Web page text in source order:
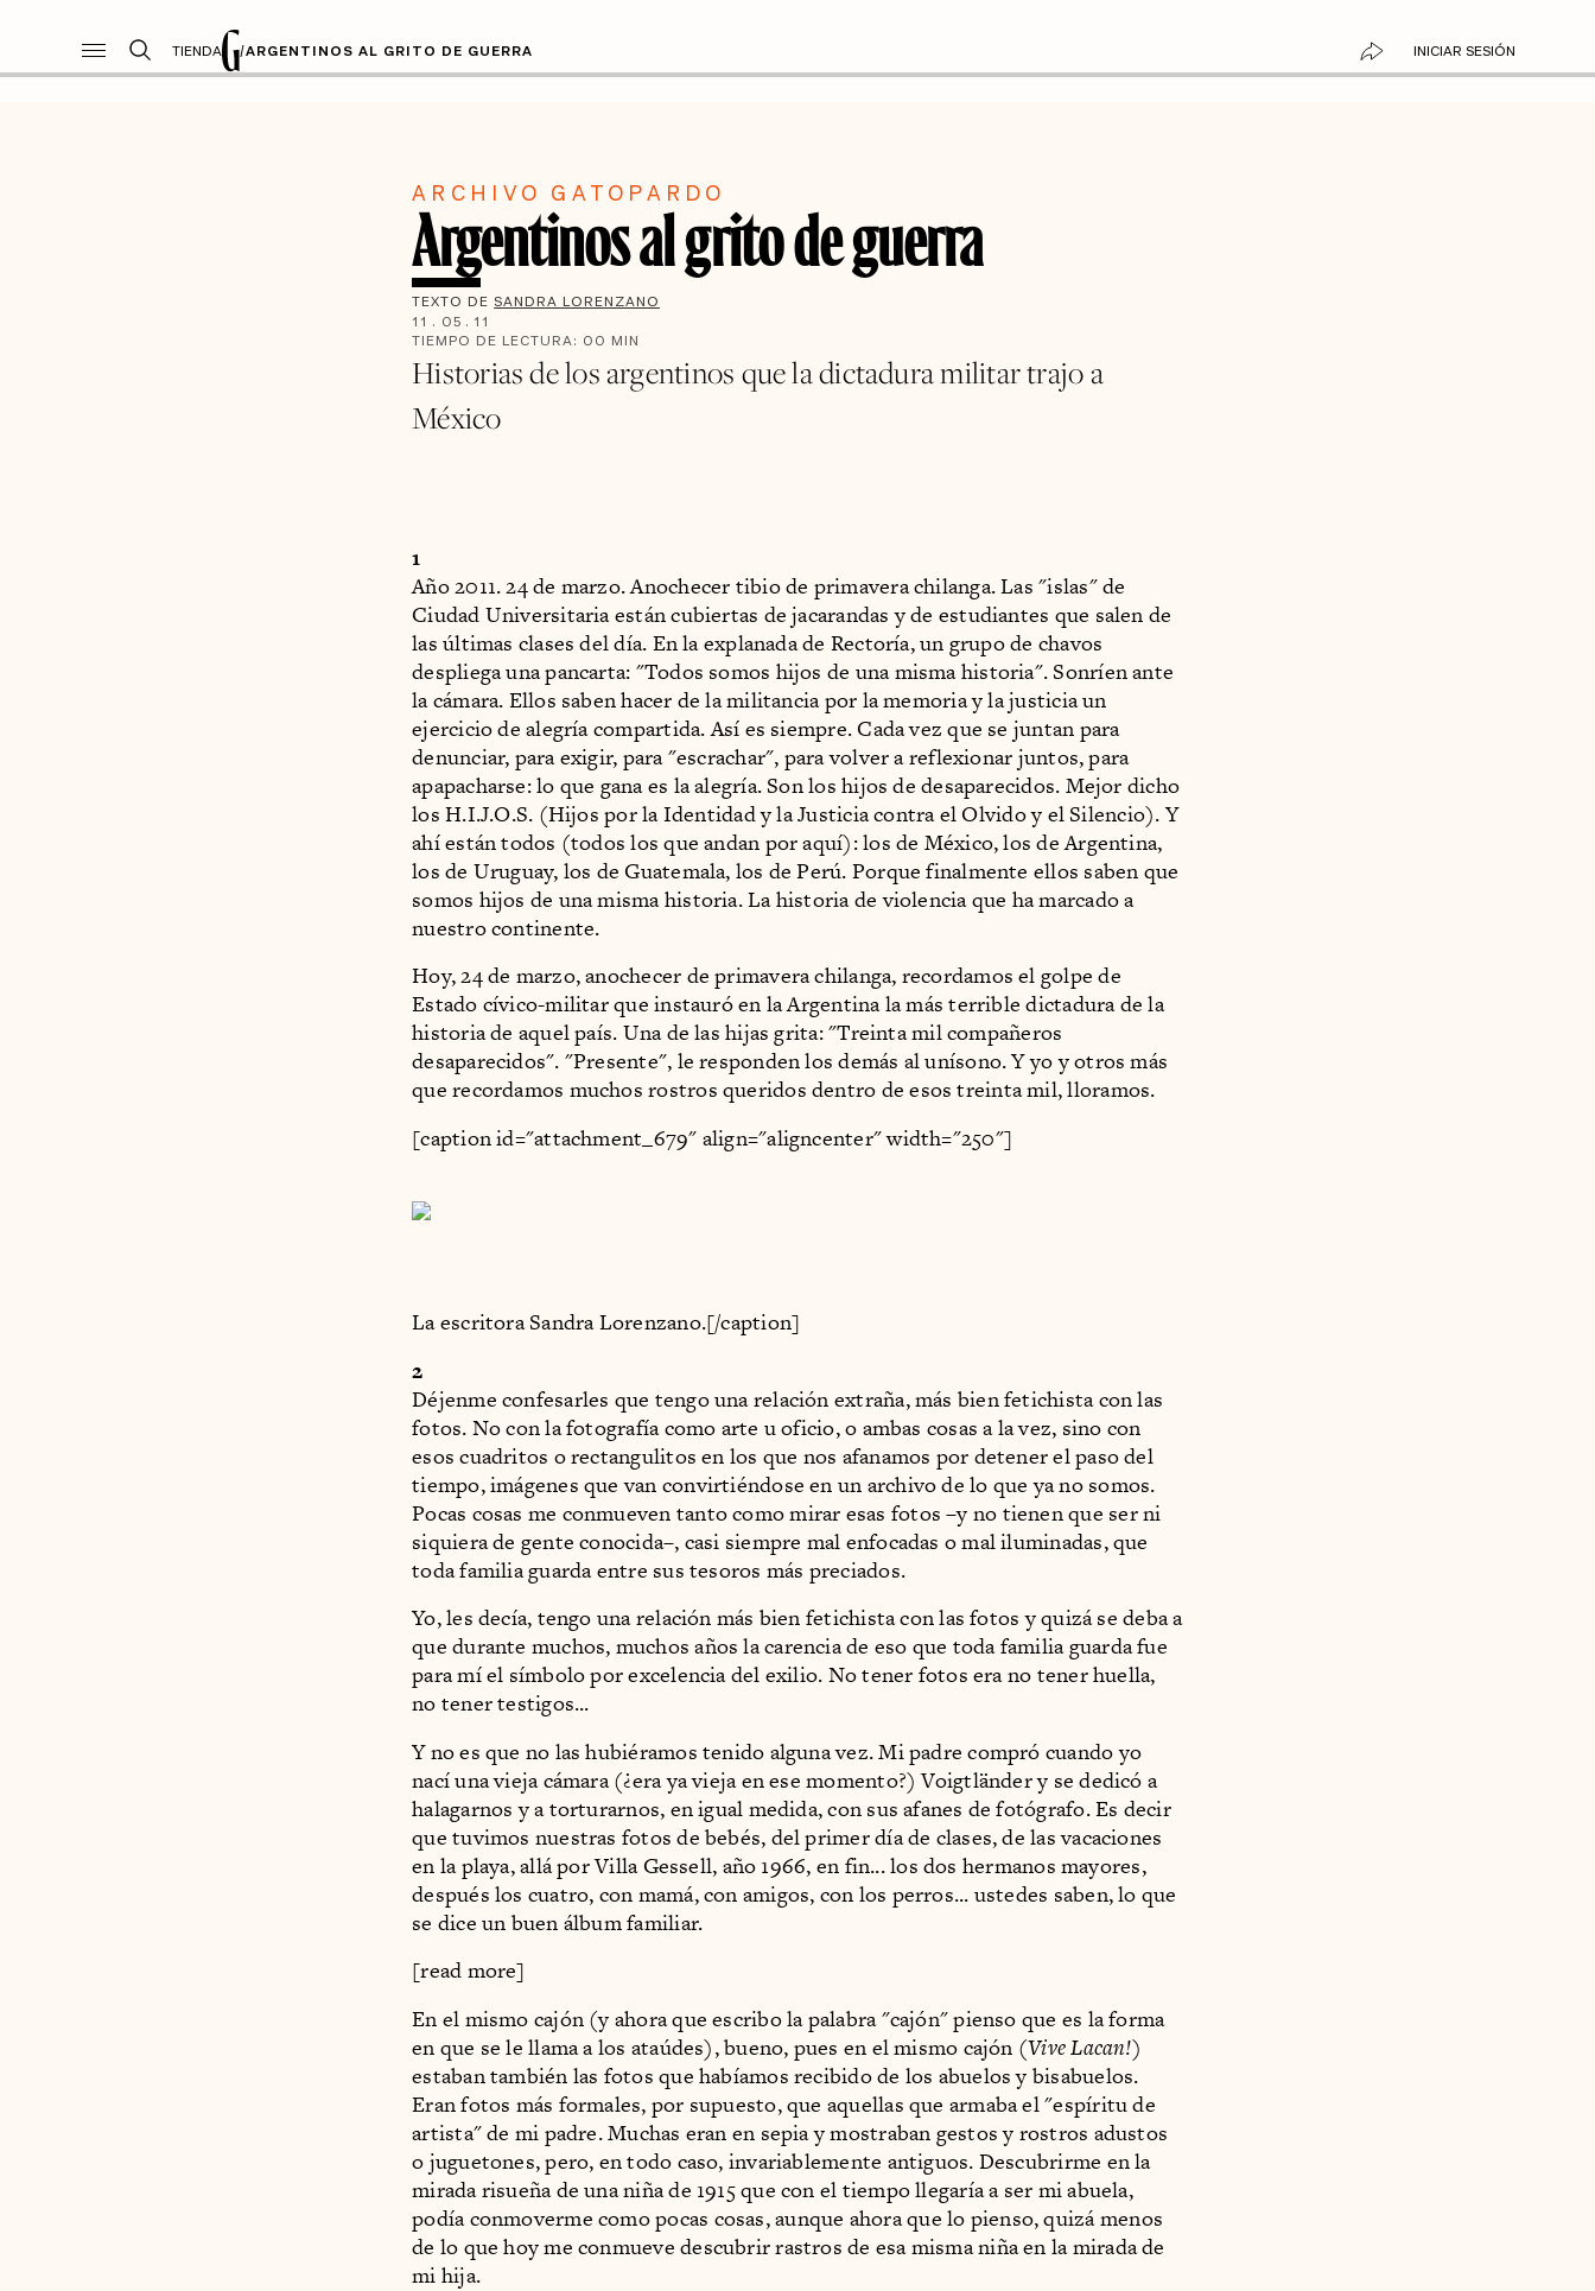
TIENDA /ARGENTINOS AL GRITO DE GUERRA INICIAR SESIÓN
ARCHIVO GATOPARDO
Argentinos al grito de guerra
TEXTO DE SANDRA LORENZANO
11 . 05 . 11
TIEMPO DE LECTURA: 00 MIN
Historias de los argentinos que la dictadura militar trajo a
México
1
Año 2011. 24 de marzo. Anochecer tibio de primavera chilanga. Las "islas" de
Ciudad Universitaria están cubiertas de jacarandas y de estudiantes que salen de
las últimas clases del día. En la explanada de Rectoría, un grupo de chavos
despliega una pancarta: "Todos somos hijos de una misma historia". Sonríen ante
la cámara. Ellos saben hacer de la militancia por la memoria y la justicia un
ejercicio de alegría compartida. Así es siempre. Cada vez que se juntan para
denunciar, para exigir, para "escrachar", para volver a reflexionar juntos, para
apapacharse: lo que gana es la alegría. Son los hijos de desaparecidos. Mejor dicho
los H.I.J.O.S. (Hijos por la Identidad y la Justicia contra el Olvido y el Silencio). Y
ahí están todos (todos los que andan por aquí): los de México, los de Argentina,
los de Uruguay, los de Guatemala, los de Perú. Porque finalmente ellos saben que
somos hijos de una misma historia. La historia de violencia que ha marcado a
nuestro continente.
Hoy, 24 de marzo, anochecer de primavera chilanga, recordamos el golpe de
Estado cívico-militar que instauró en la Argentina la más terrible dictadura de la
historia de aquel país. Una de las hijas grita: "Treinta mil compañeros
desaparecidos". "Presente", le responden los demás al unísono. Y yo y otros más
que recordamos muchos rostros queridos dentro de esos treinta mil, lloramos.
[caption id="attachment_679" align="aligncenter" width="250"]
La escritora Sandra Lorenzano.[/caption]
2
Déjenme confesarles que tengo una relación extraña, más bien fetichista con las
fotos. No con la fotografía como arte u oficio, o ambas cosas a la vez, sino con
esos cuadritos o rectangulitos en los que nos afanamos por detener el paso del
tiempo, imágenes que van convirtiéndose en un archivo de lo que ya no somos.
Pocas cosas me conmueven tanto como mirar esas fotos –y no tienen que ser ni
siquiera de gente conocida–, casi siempre mal enfocadas o mal iluminadas, que
toda familia guarda entre sus tesoros más preciados.
Yo, les decía, tengo una relación más bien fetichista con las fotos y quizá se deba a
que durante muchos, muchos años la carencia de eso que toda familia guarda fue
para mí el símbolo por excelencia del exilio. No tener fotos era no tener huella,
no tener testigos...
Y no es que no las hubiéramos tenido alguna vez. Mi padre compró cuando yo
nací una vieja cámara (¿era ya vieja en ese momento?) Voigtländer y se dedicó a
halagarnos y a torturarnos, en igual medida, con sus afanes de fotógrafo. Es decir
que tuvimos nuestras fotos de bebés, del primer día de clases, de las vacaciones
en la playa, allá por Villa Gessell, año 1966, en fin... los dos hermanos mayores,
después los cuatro, con mamá, con amigos, con los perros... ustedes saben, lo que
se dice un buen álbum familiar.
[read more]
En el mismo cajón (y ahora que escribo la palabra "cajón" pienso que es la forma
en que se le llama a los ataúdes), bueno, pues en el mismo cajón (Vive Lacan!)
estaban también las fotos que habíamos recibido de los abuelos y bisabuelos.
Eran fotos más formales, por supuesto, que aquellas que armaba el "espíritu de
artista" de mi padre. Muchas eran en sepia y mostraban gestos y rostros adustos
o juguetones, pero, en todo caso, invariablemente antiguos. Descubrirme en la
mirada risueña de una niña de 1915 que con el tiempo llegaría a ser mi abuela,
podía conmoverme como pocas cosas, aunque ahora que lo pienso, quizá menos
de lo que hoy me conmueve descubrir rastros de esa misma niña en la mirada de
mi hija.